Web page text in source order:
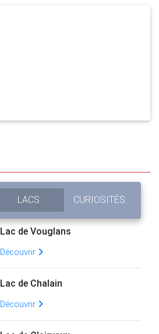
LACS CURIOSITÉS
Lac de Vouglans
Découvrir
Lac de Chalain
Découvrir